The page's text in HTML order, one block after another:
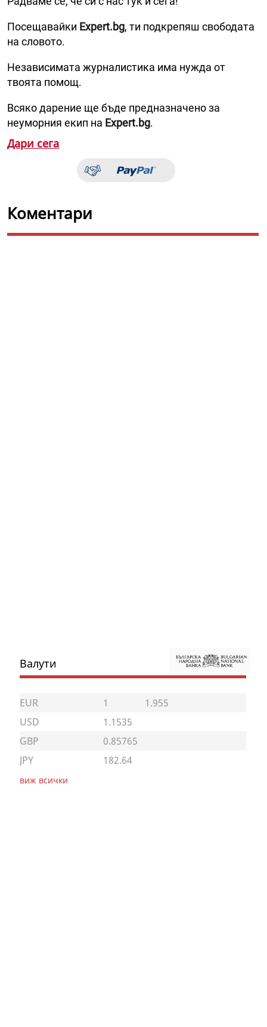
Посещавайки Expert.bg, ти подкрепяш свободата
на словото.
Независимата журналистика има нужда от
твоята помощ.
Всяко дарение ще бъде предназначено за
неуморния екип на Expert.bg.
Дари сега
Коментари
Валути
EUR 1
1.955
USD
1.1535
GBP
0.85765
JPY
182.64
виж всички